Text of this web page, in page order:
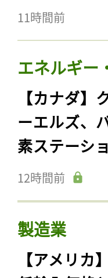
11時間前
エネルギー
【カナダ
ーエルズ、
素ステーシ
12時間前
製造業
【アメリ